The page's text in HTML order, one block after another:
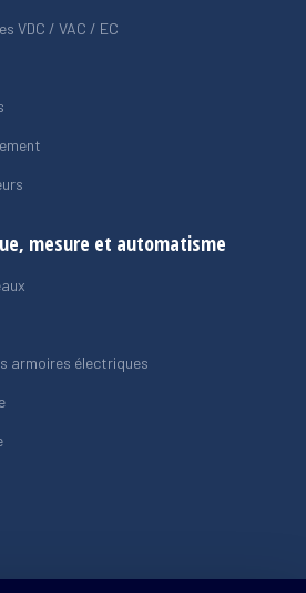
VDC / VAC / EC
mesure et automatisme
armoires électriques